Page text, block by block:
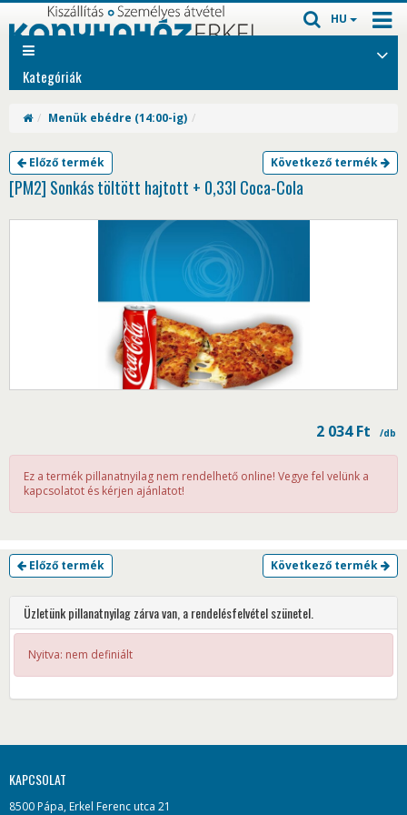
HU
Kategóriák
Menük ebédre (14:00-ig)
Előző termék Következő termék
[PM2] Sonkás töltött hajtott + 0,33l Coca-Cola
2 034Ft /db
Ez a termék pillanatnyilag nem rendelhető online! Vegye fel velünk a
kapcsolatot és kérjen ajánlatot!
Előző termék Következő termék
Üzletünk pillanatnyilag zárva van, a rendelésfelvétel szünetel.
Nyitva: nem definiált
KAPCSOLAT
8500 Pápa, Erkel Ferenc utca 21